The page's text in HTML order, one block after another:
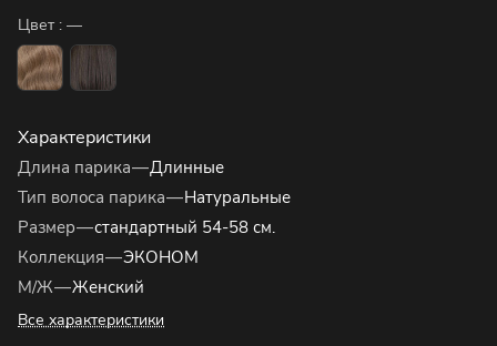
Цвет : —
Характеристики
Длина парика—Длинные
Тип волоса парика—Натуральные
Размер—стандартный 54-58 см.
Коллекция—ЭКОНОМ
М/Ж—Женский
Все характеристики